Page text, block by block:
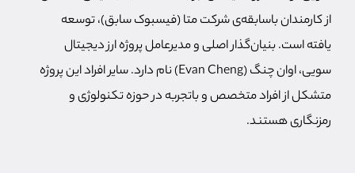
از کارمندان باسابقه‌ی شرکت متا (فیسبوک سابق)، توسعه
یافته است. بنیان‌گذار اصلی و مدیرعامل پروژه ارز دیجیتال
سویی، اوان چنگ (Evan Cheng) نام دارد. سایر افراد این پروژه
متشکل از افراد متخصص و باتجربه در حوزه تکنولوژی و
رمزنگاری هستند.